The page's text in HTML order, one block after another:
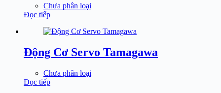
Chưa phân loại
Đọc tiếp
Động Cơ Servo Tamagawa
Chưa phân loại
Đọc tiếp